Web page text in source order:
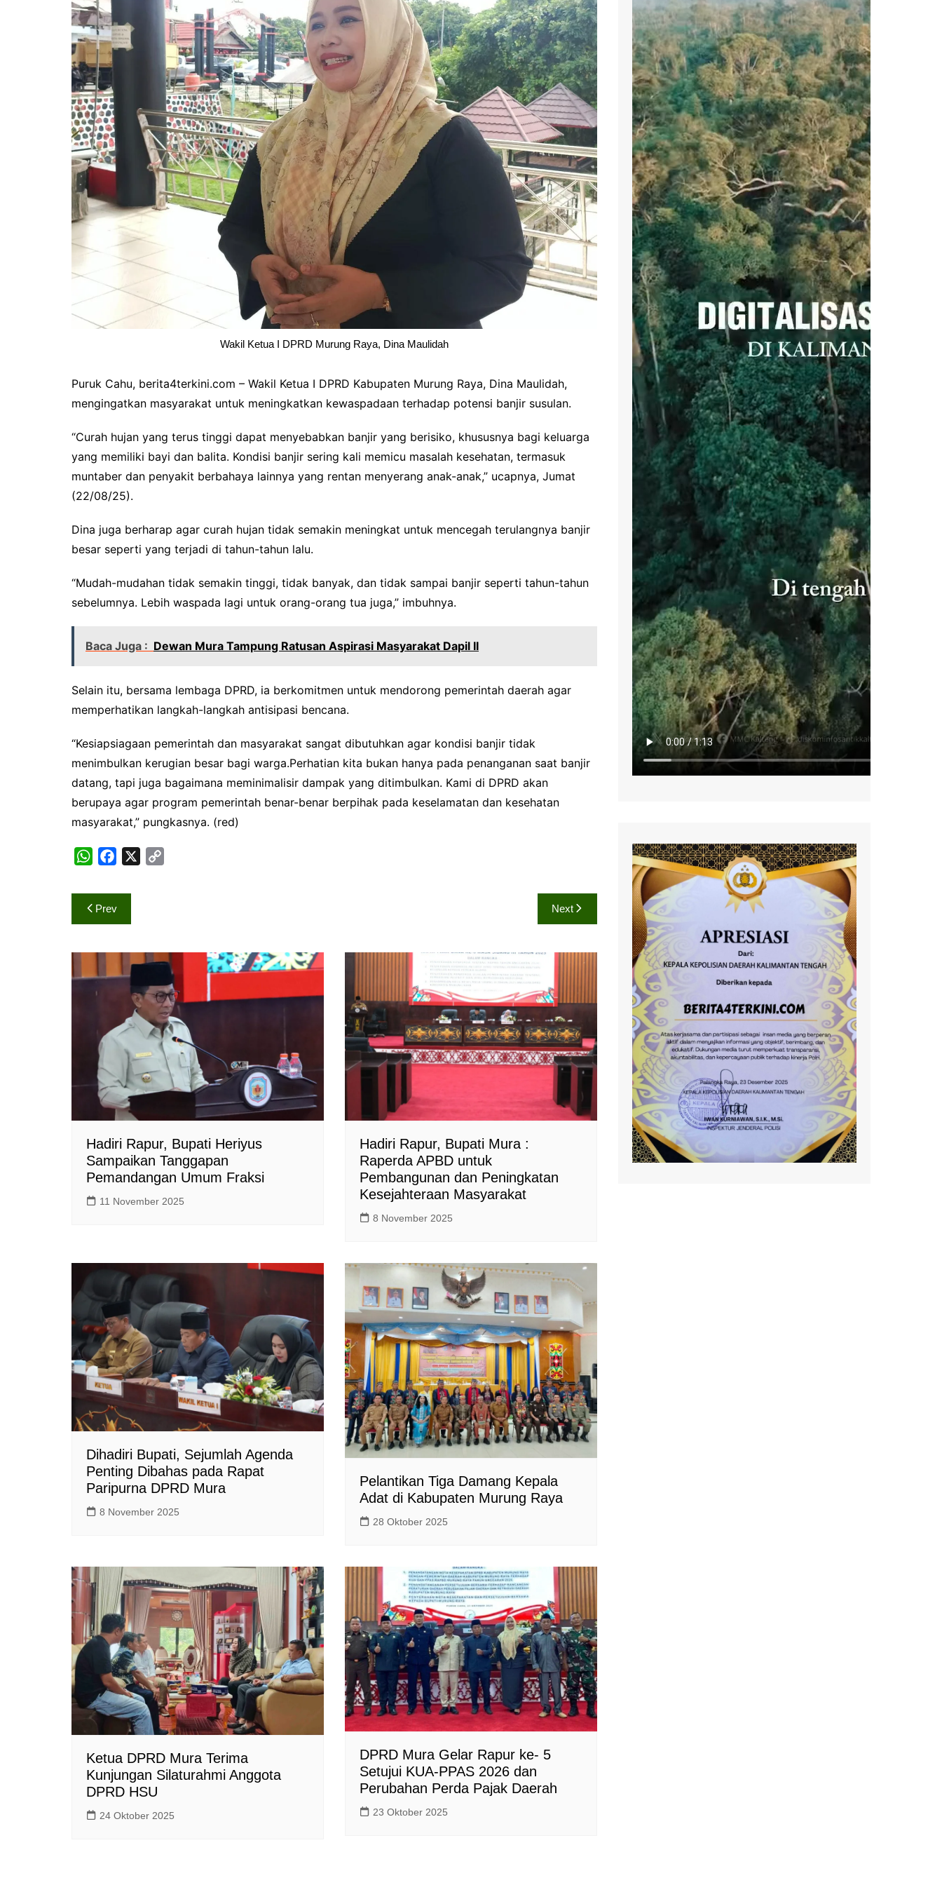
Pemkab Kapuas
Pemkab Pulpis
Pemkab Katingan
Pemkab Kobar
Pemkab Kotim
Pemkab Lamandau
Pemkab Seruyan
Pemkab Sukamara
DPRD Kapuas
DPRD Katingan
DPRD Kobar
DPRD Kotim
DPRD Lamandau
DPRD Pulang Pisau
DPRD Seruyan
DPRD Sukamara
Wakil Ketua I DPRD Murung Raya, Dina Maulidah
Puruk Cahu, berita4terkini.com – Wakil Ketua I DPRD Kabupaten Murung Raya, Dina Maulidah,
mengingatkan masyarakat untuk meningkatkan kewaspadaan terhadap potensi banjir susulan.
“Curah hujan yang terus tinggi dapat menyebabkan banjir yang berisiko, khususnya bagi keluarga
yang memiliki bayi dan balita. Kondisi banjir sering kali memicu masalah kesehatan, termasuk
muntaber dan penyakit berbahaya lainnya yang rentan menyerang anak-anak,” ucapnya, Jumat
(22/08/25).
Dina juga berharap agar curah hujan tidak semakin meningkat untuk mencegah terulangnya banjir
besar seperti yang terjadi di tahun-tahun lalu.
“Mudah-mudahan tidak semakin tinggi, tidak banyak, dan tidak sampai banjir seperti tahun-tahun
sebelumnya. Lebih waspada lagi untuk orang-orang tua juga,” imbuhnya.
Baca Juga : Dewan Mura Tampung Ratusan Aspirasi Masyarakat Dapil II
Selain itu, bersama lembaga DPRD, ia berkomitmen untuk mendorong pemerintah daerah agar
memperhatikan langkah-langkah antisipasi bencana.
“Kesiapsiagaan pemerintah dan masyarakat sangat dibutuhkan agar kondisi banjir tidak
menimbulkan kerugian besar bagi warga.Perhatian kita bukan hanya pada penanganan saat banjir
datang, tapi juga bagaimana meminimalisir dampak yang ditimbulkan. Kami di DPRD akan
berupaya agar program pemerintah benar-benar berpihak pada keselamatan dan kesehatan
masyarakat,” pungkasnya. (red)
h
p
a
c
i
n
k
Navigasi
pos
Prev Next
Hadiri Rapur, Bupati Heriyus
Sampaikan Tanggapan
Pemandangan Umum Fraksi
11 November 2025
Hadiri Rapur, Bupati Mura :
Raperda APBD untuk
Pembangunan dan Peningkatan
Kesejahteraan Masyarakat
8 November 2025
Dihadiri Bupati, Sejumlah Agenda
Penting Dibahas pada Rapat
Paripurna DPRD Mura
8 November 2025
Pelantikan Tiga Damang Kepala
Adat di Kabupaten Murung Raya
28 Oktober 2025
Ketua DPRD Mura Terima
Kunjungan Silaturahmi Anggota
DPRD HSU
24 Oktober 2025
DPRD Mura Gelar Rapur ke- 5
Setujui KUA-PPAS 2026 dan
Perubahan Perda Pajak Daerah
23 Oktober 2025